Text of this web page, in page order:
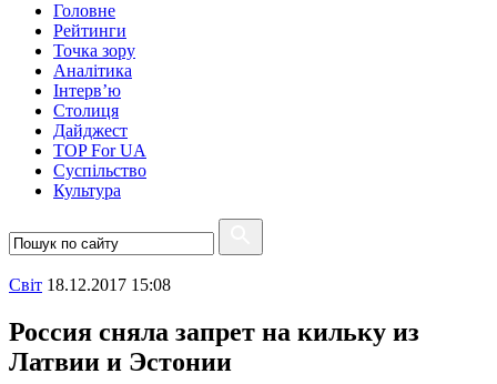
Головне
Рейтинги
Точка зору
Аналітика
Інтерв’ю
Столиця
Дайджест
TOP For UA
Суспiльство
Культура
Свiт 18.12.2017 15:08
Россия сняла запрет на кильку из
Латвии и Эстонии